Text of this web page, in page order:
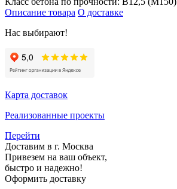
Описание товара О доставке
Нас выбирают!
Карта доставок
Реализованные проекты
Перейти
Доставим в г. Москва
Привезем на ваш объект,
быстро и надежно!
Оформить доставку